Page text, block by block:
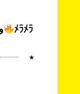
(わーーーーーーーーーー！)٩( 'ω' )و
ﾒﾗﾒﾗ
⋆